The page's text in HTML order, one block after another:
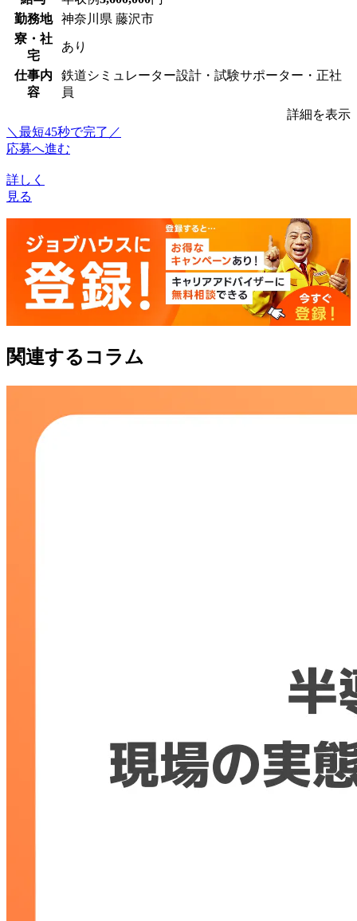
勤務地
神奈川県 藤沢市
寮・社
宅
あり
仕事内
容
鉄道シミュレーター設計・試験サポーター・正社
員
詳細を表示
＼最短45秒で完了／
応募へ進む
詳しく
見る
関連するコラム